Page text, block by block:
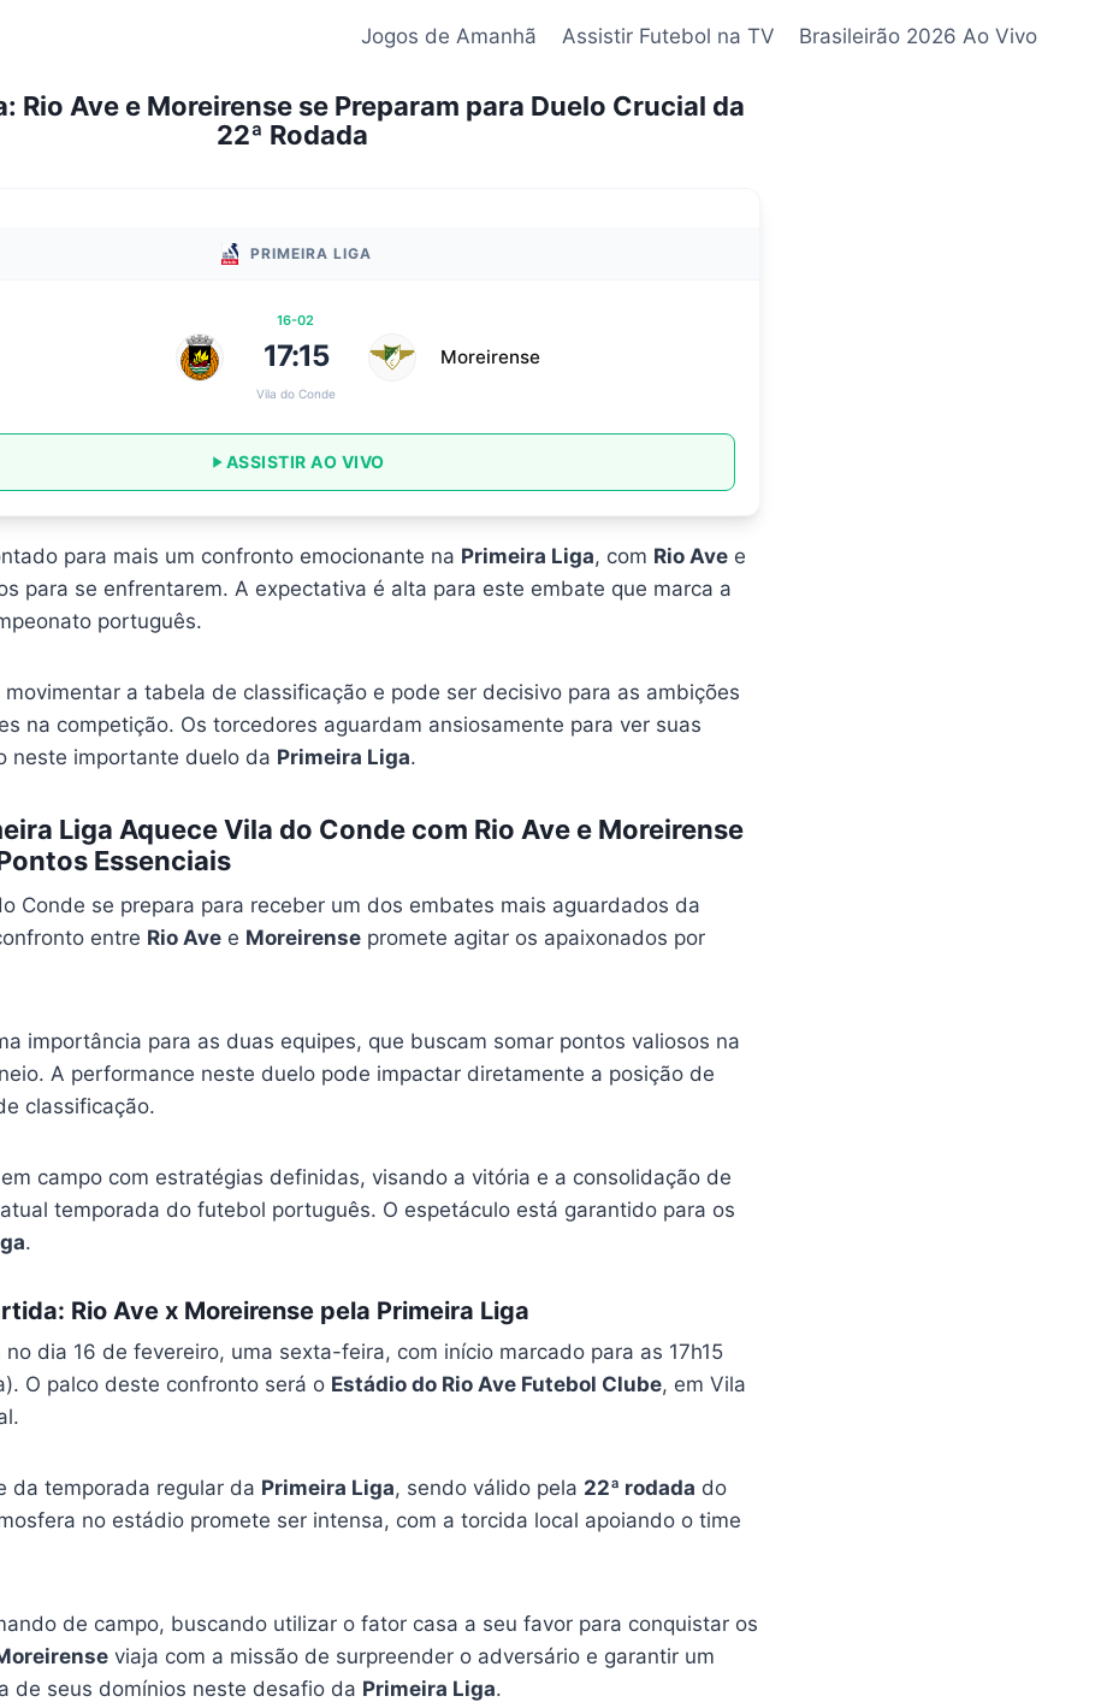
Jogos de Amanhã Assistir Futebol na TV Brasileirão 2026 Ao Vivo
Rio Ave e Moreirense se Preparam para Duelo Crucial da
22ª Rodada
PRIMEIRA LIGA
16-02
17:15
Vila do Conde
Moreirense
ASSISTIR AO VIVO
para mais um confronto emocionante na Primeira Liga, com Rio Avee
para se enfrentarem. A expectativa é alta para este embate que marca a
português.
movimentar a tabela de classificação e pode ser decisivo para as ambições
na competição. Os torcedores aguardam ansiosamente para ver suas
neste importante duelo da Primeira Liga.
Liga Aquece Vila do Conde com Rio Ave e Moreirense
Essenciais
Conde se prepara para receber um dos embates mais aguardados da
entre Rio Avee Moreirensepromete agitar os apaixonados por
importância para as duas equipes, que buscam somar pontos valiosos na
A performance neste duelo pode impactar diretamente a posição de
classificação.
campo com estratégias definidas, visando a vitória e a consolidação de
temporada do futebol português. O espetáculo está garantido para os
.
Rio Ave x Moreirense pela Primeira Liga
dia 16 de fevereiro, uma sexta-feira, com início marcado para as 17h15
O palco deste confronto será o Estádio do Rio Ave Futebol Clube, em Vila
da temporada regular da Primeira Liga, sendo válido pela 22ª rodada do
no estádio promete ser intensa, com a torcida local apoiando o time
de campo, buscando utilizar o fator casa a seu favor para conquistar os
viaja com a missão de surpreender o adversário e garantir um
de seus domínios neste desafio da Primeira Liga.